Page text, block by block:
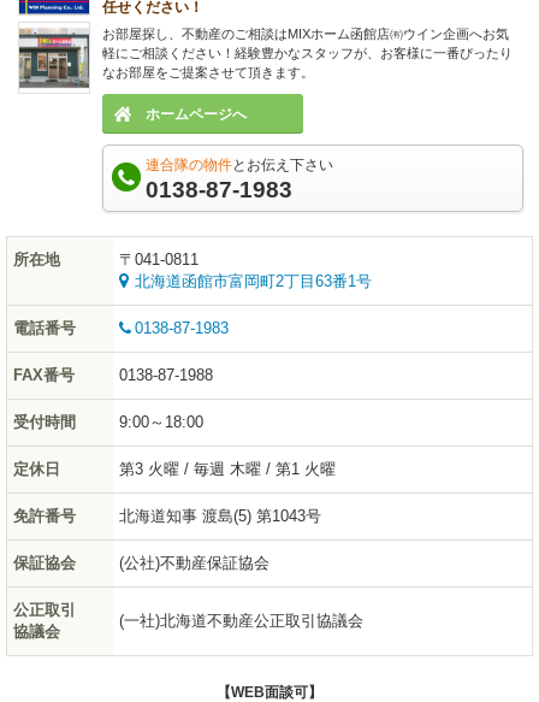
任せください！
お部屋探し、不動産のご相談はMIXホーム函館店㈲ウイン企画へお気
軽にご相談ください！経験豊かなスタッフが、お客様に一番ぴったり
なお部屋をご提案させて頂きます。
ホームページへ
連合隊の物件とお伝え下さい
0138-87-1983
所在地
〒041-0811
北海道函館市富岡町2丁目63番1号
電話番号 0138-87-1983
FAX番号 0138-87-1988
受付時間 9:00～18:00
定休日 第3 火曜 / 毎週 木曜 / 第1 火曜
免許番号 北海道知事 渡島(5) 第1043号
保証協会 (公社)不動産保証協会
公正取引
協議会
(一社)北海道不動産公正取引協議会
【WEB面談可】